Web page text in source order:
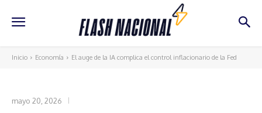
Inicio Economía El auge de la IA complica el control inflacionario de la Fed
mayo 20, 2026